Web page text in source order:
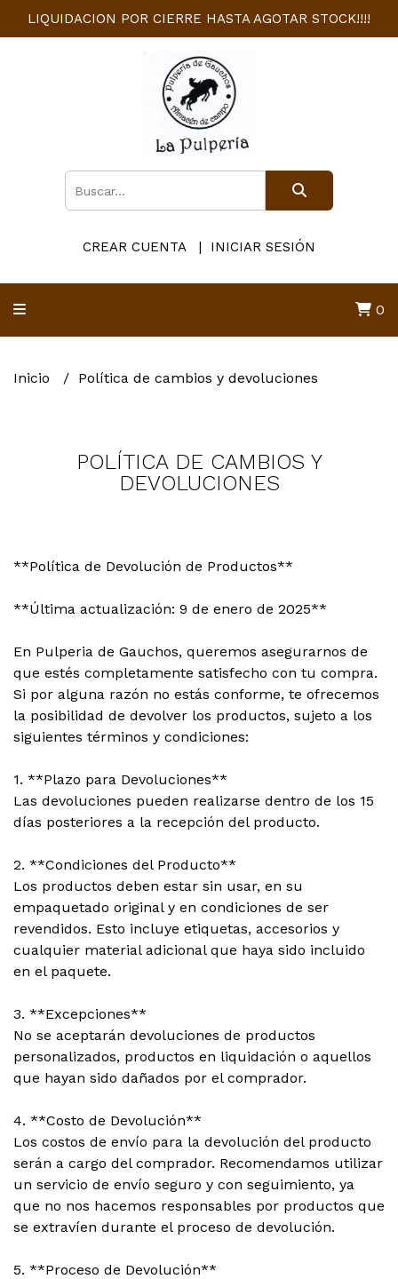
LIQUIDACION POR CIERRE HASTA AGOTAR STOCK!!!!
CREAR CUENTA INICIAR SESIÓN
0
Inicio Política de cambios y devoluciones
POLÍTICA DE CAMBIOS Y
DEVOLUCIONES
**Política de Devolución de Productos**
**Última actualización: 9 de enero de 2025**
En Pulperia de Gauchos, queremos asegurarnos de
que estés completamente satisfecho con tu compra.
Si por alguna razón no estás conforme, te ofrecemos
la posibilidad de devolver los productos, sujeto a los
siguientes términos y condiciones:
1. **Plazo para Devoluciones**
Las devoluciones pueden realizarse dentro de los 15
días posteriores a la recepción del producto.
2. **Condiciones del Producto**
Los productos deben estar sin usar, en su
empaquetado original y en condiciones de ser
revendidos. Esto incluye etiquetas, accesorios y
cualquier material adicional que haya sido incluido
en el paquete.
3. **Excepciones**
No se aceptarán devoluciones de productos
personalizados, productos en liquidación o aquellos
que hayan sido dañados por el comprador.
4. **Costo de Devolución**
Los costos de envío para la devolución del producto
serán a cargo del comprador. Recomendamos utilizar
un servicio de envío seguro y con seguimiento, ya
que no nos hacemos responsables por productos que
se extravíen durante el proceso de devolución.
5. **Proceso de Devolución**